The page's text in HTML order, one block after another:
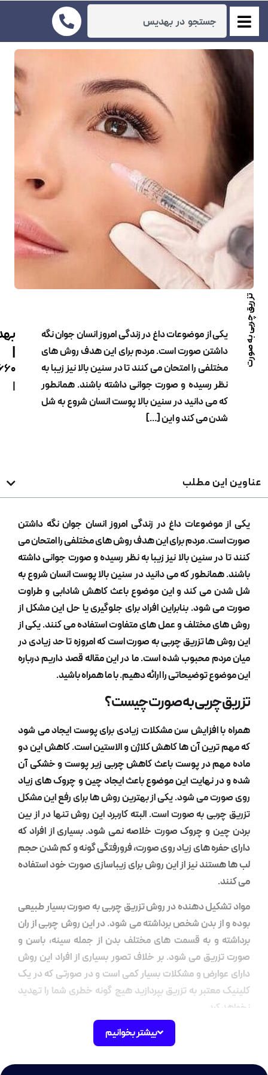
از موضوعات داغ در زندگی امروز انسان جوان نگه
صورت است. مردم برای این هدف روش های
را امتحان می کنند تا در سنین بالا نیز زیبا به
رسیده و صورت جوانی داشته باشند. همانطور
می دانید در سنین بالا پوست انسان شروع به شل
می کند و این […]
بهدیس
|
02122229660
|
مطلب
داغ در زندگی امروز انسان جوان نگه داشتن
مردم برای این هدف روش های مختلفی را امتحان می
سنین بالا نیز زیبا به نظر رسیده و صورت جوانی داشته
که می دانید در سنین بالا پوست انسان شروع به
می کند و این موضوع باعث کاهش شادابی و طراوت
شود. بنابراین افراد برای جلوگیری یا حل این مشکل از
مختلف و عمل های متفاوت استفاده می کنند. یکی از
هاتزریق چربی به صورتاست که امروزه تا حد زیادی در
محبوب شده است. ما در این مقاله قصد داریم درباره
توضیحاتی را ارائه دهیم. با ما همراه باشید.
چربی به صورت چیست؟
افزایش سن مشکلات زیادی برای پوست ایجاد می شود
آن ها کاهش کلاژن و الاستین است. کاهش این دو
در پوست باعث کاهش چربی زیر پوست و خشکی آن
نهایت این موضوع باعث ایجاد چین و چروک های زیاد
می شود. یکی از بهترین روش ها برای رفع این مشکل
به صورتاست. البته کاربرد این روش تنها در از بین
و چروک صورت خلاصه نمی شود. بسیاری از افراد که
های زیاد روی صورت، فرورفتگی گونه و کم شدن حجم
نیز از این روش برای زیباسازی صورت خود استفاده
دهنده در روشتزریق چربی به صورتبسیار طبیعی
بدن شخص برداشته می شود. در این روش چربی از ران
و به قسمت های مختلف بدن از جمله سینه، باسن و
می شود. بر خلاف تصور بسیاری از افراد این روش
و مشکلات بسیار کمی است و در صورتی که در یک
به تزریق بپردازید هیچ گونه خطری شما را تهدید
بیشتر بخوانیم